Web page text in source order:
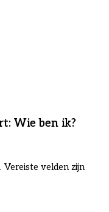
Wie ben ik?
Vereiste velden zijn